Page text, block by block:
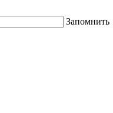
Запомнить